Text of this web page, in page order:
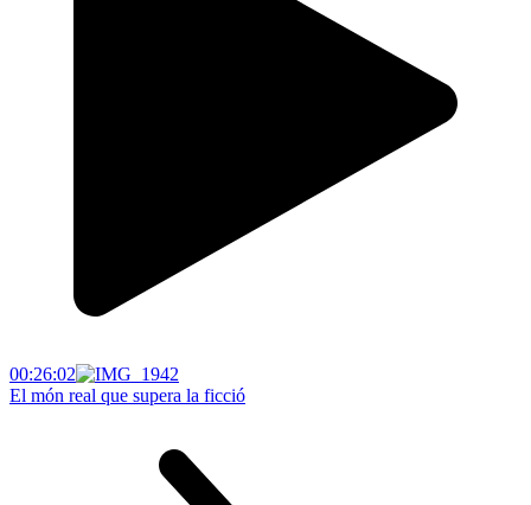
00:26:02
El món real que supera la ficció